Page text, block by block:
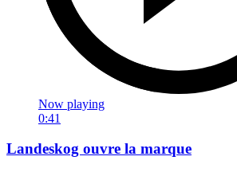
Now playing
0:41
Landeskog ouvre la marque